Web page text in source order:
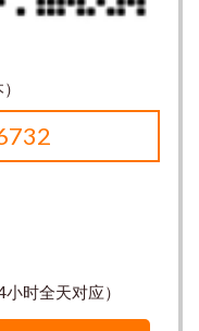
时全天对应）